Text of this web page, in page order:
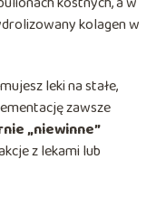
kolagen w
leki na stałe,
zawsze
„niewinne”
z lekami lub